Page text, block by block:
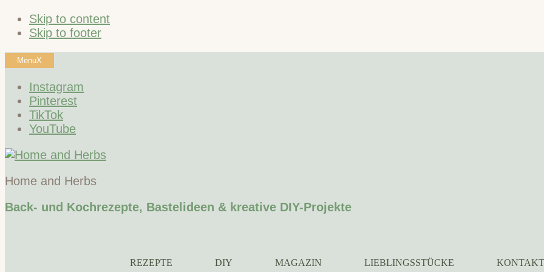
Skip to content
Skip to footer
MenuX
Instagram
Pinterest
TikTok
YouTube
Home and Herbs
Back- und Kochrezepte, Bastelideen & kreative DIY-Projekte
REZEPTE DIY MAGAZIN LIEBLINGSSTÜCKE KONTAKT